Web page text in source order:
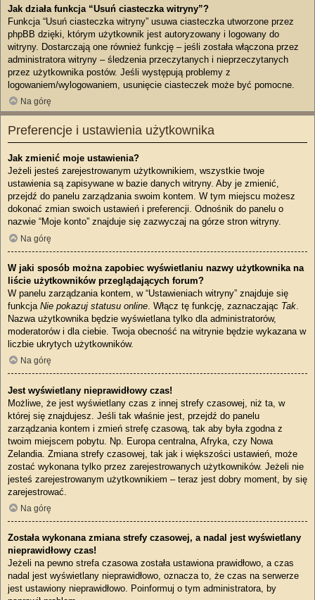
Jak działa funkcja “Usuń ciasteczka witryny”?
Funkcja “Usuń ciasteczka witryny” usuwa ciasteczka utworzone przez
phpBB dzięki, którym użytkownik jest autoryzowany i logowany do
witryny. Dostarczają one również funkcję – jeśli została włączona przez
administratora witryny – śledzenia przeczytanych i nieprzeczytanych
przez użytkownika postów. Jeśli występują problemy z
logowaniem/wylogowaniem, usunięcie ciasteczek może być pomocne.
Na górę
Preferencje i ustawienia użytkownika
Jak zmienić moje ustawienia?
Jeżeli jesteś zarejestrowanym użytkownikiem, wszystkie twoje
ustawienia są zapisywane w bazie danych witryny. Aby je zmienić,
przejdź do panelu zarządzania swoim kontem. W tym miejscu możesz
dokonać zmian swoich ustawień i preferencji. Odnośnik do panelu o
nazwie “Moje konto” znajduje się zazwyczaj na górze stron witryny.
Na górę
W jaki sposób można zapobiec wyświetlaniu nazwy użytkownika na
liście użytkowników przeglądających forum?
W panelu zarządzania kontem, w “Ustawieniach witryny” znajduje się
funkcja Nie pokazuj statusu online . Włącz tę funkcję, zaznaczając Tak
Nazwa użytkownika będzie wyświetlana tylko dla administratorów,
moderatorów i dla ciebie. Twoja obecność na witrynie będzie wykazana w
liczbie ukrytych użytkowników.
Na górę
Jest wyświetlany nieprawidłowy czas!
Możliwe, że jest wyświetlany czas z innej strefy czasowej, niż ta, w
której się znajdujesz. Jeśli tak właśnie jest, przejdź do panelu
zarządzania kontem i zmień strefę czasową, tak aby była zgodna z
twoim miejscem pobytu. Np. Europa centralna, Afryka, czy Nowa
Zelandia. Zmiana strefy czasowej, tak jak i większości ustawień, może
zostać wykonana tylko przez zarejestrowanych użytkowników. Jeżeli nie
jesteś zarejestrowanym użytkownikiem – teraz jest dobry moment, by się
zarejestrować.
Na górę
Została wykonana zmiana strefy czasowej, a nadal jest wyświetlany
nieprawidłowy czas!
Jeżeli na pewno strefa czasowa została ustawiona prawidłowo, a czas
nadal jest wyświetlany nieprawidłowo, oznacza to, że czas na serwerze
jest ustawiony nieprawidłowo. Poinformuj o tym administratora, by